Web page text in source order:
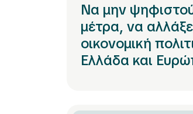
Να μην
μέτρα, να
οικονομική
Ελλάδα και